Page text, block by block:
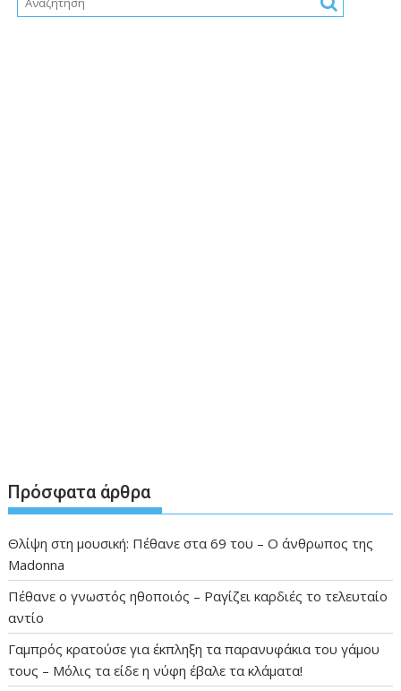
Πρόσφατα άρθρα
Θλίψη στη μουσική: Πέθανε στα 69 του – Ο άνθρωπος της
Madonna
Πέθανε ο γνωστός ηθοποιός – Ραγίζει καρδιές το τελευταίο
αντίο
Γαμπρός κρατούσε για έκπληξη τα παρανυφάκια του γάμου
τους – Μόλις τα είδε η νύφη έβαλε τα κλάματα!